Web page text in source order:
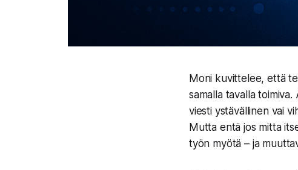
Moni kuvittelee, että
samalla tavalla
viesti ystävällinen vai
Mutta entä jos mitta
työn myötä – ja